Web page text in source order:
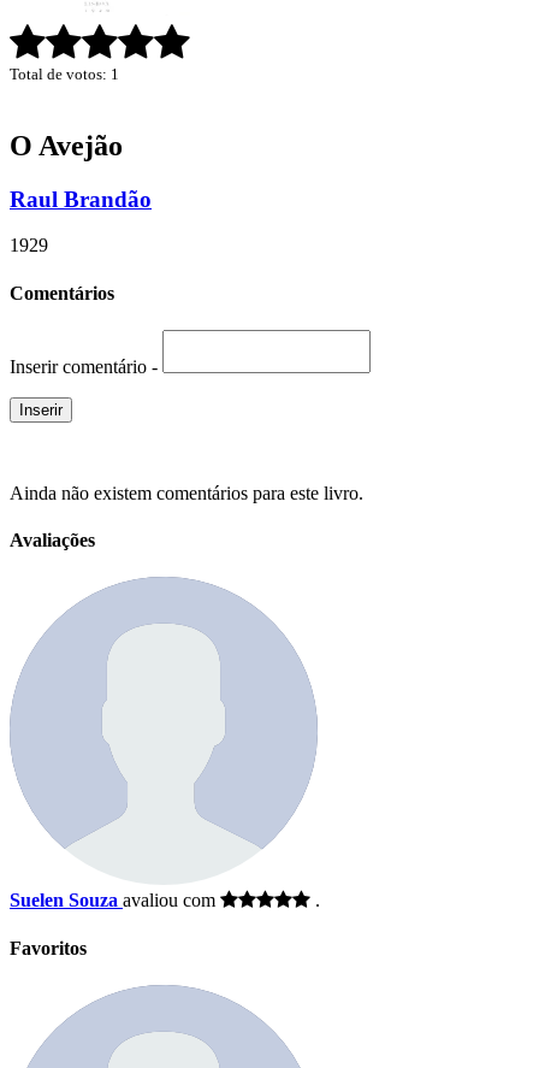
Total de votos: 1
O Avejão
Raul Brandão
1929
Comentários
Inserir comentário -
Ainda não existem comentários para este livro.
Avaliações
Suelen Souza avaliou com .
Favoritos